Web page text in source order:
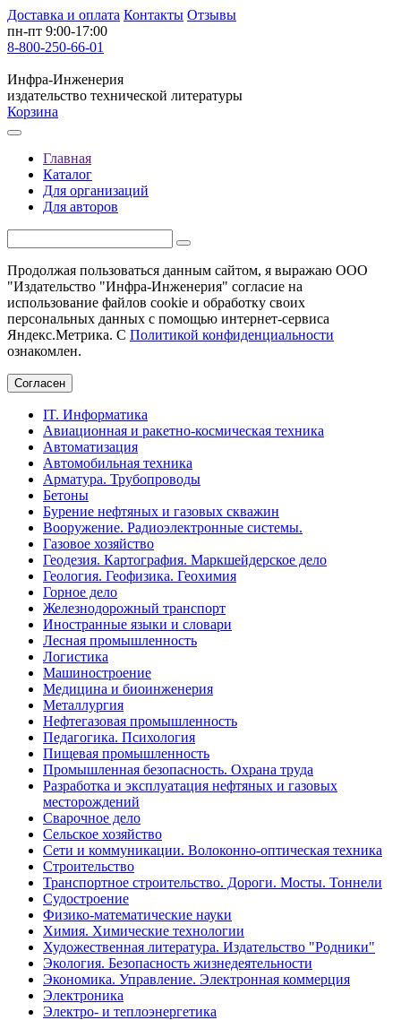
Доставка и оплата Контакты Отзывы
пн-пт 9:00-17:00
8-800-250-66-01
Инфра-Инженерия
издательство технической литературы
Корзина
Главная
Каталог
Для организаций
Для авторов
Продолжая пользоваться данным сайтом, я выражаю ООО
"Издательство "Инфра-Инженерия" согласие на
использование файлов cookie и обработку своих
персональных данных с помощью интернет-сервиса
Яндекс.Метрика. С Политикой конфиденциальности
ознакомлен.
Согласен
IT. Информатика
Авиационная и ракетно-космическая техника
Автоматизация
Автомобильная техника
Арматура. Трубопроводы
Бетоны
Бурение нефтяных и газовых скважин
Вооружение. Радиоэлектронные системы.
Газовое хозяйство
Геодезия. Картография. Маркшейдерское дело
Геология. Геофизика. Геохимия
Горное дело
Железнодорожный транспорт
Иностранные языки и словари
Лесная промышленность
Логистика
Машиностроение
Медицина и биоинженерия
Металлургия
Нефтегазовая промышленность
Педагогика. Психология
Пищевая промышленность
Промышленная безопасность. Охрана труда
Разработка и эксплуатация нефтяных и газовых
месторождений
Сварочное дело
Сельское хозяйство
Сети и коммуникации. Волоконно-оптическая техника
Строительство
Транспортное строительство. Дороги. Мосты. Тоннели
Судостроение
Физико-математические науки
Химия. Химические технологии
Художественная литература. Издательство "Родники"
Экология. Безопасность жизнедеятельности
Экономика. Управление. Электронная коммерция
Электроника
Электро- и теплоэнергетика